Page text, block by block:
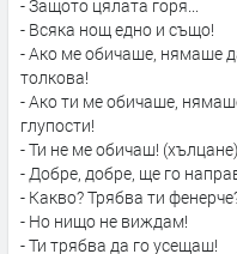
- Защото цялата горя...
- Всяка нощ едно и също!
- Ако ме обичаше, нямаше
толкова!
- Ако ти ме обичаше,
глупости!
- Ти не ме обичаш! (хълцане)
- Добре, добре, ще го
- Какво? Трябва ти
- Но нищо не виждам!
- Ти трябва да го усещаш!